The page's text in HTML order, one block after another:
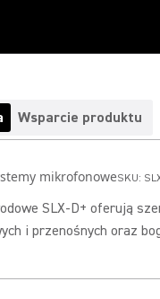
Wsparcie produktu
mikrofonoweSKU:
SLX-D+ oferują
i przenośnych oraz